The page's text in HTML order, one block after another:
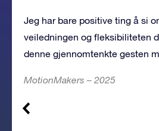
Jeg har bare positive ting å si
veiledningen og fleksibiliteten
denne gjennomtenkte gesten
MotionMakers – 2025